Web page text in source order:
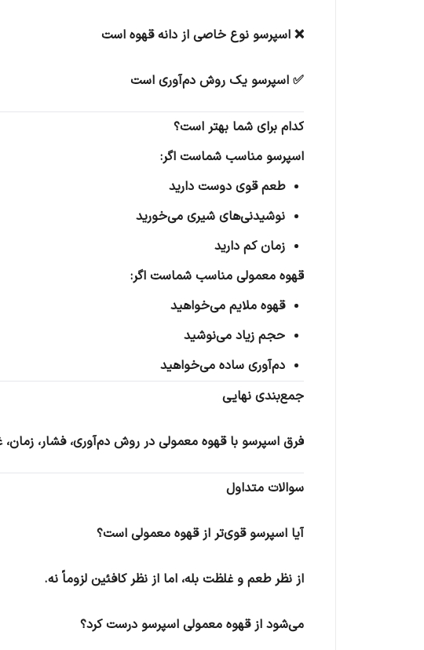
❌ اسپرسو نوع خاصی از دانه قهوه است
✅ اسپرسو یک روش دم‌آوری است
کدام برای شما بهتر است؟
اسپرسو مناسب شماست اگر:
طعم قوی دوست دارید
نوشیدنی‌های شیری می‌خورید
زمان کم دارید
قهوه معمولی مناسب شماست اگر:
قهوه ملایم می‌خواهید
حجم زیاد می‌نوشید
دم‌آوری ساده می‌خواهید
جمع‌بندی نهایی
فرق اسپرسو با قهوه معمولی در روش دم‌آوری، فشار،
سوالات متداول
آیا اسپرسو قوی‌تر از قهوه معمولی است؟
از نظر طعم و غلظت بله، اما از نظر کافئین لزوماً نه.
می‌شود از قهوه معمولی اسپرسو درست کرد؟